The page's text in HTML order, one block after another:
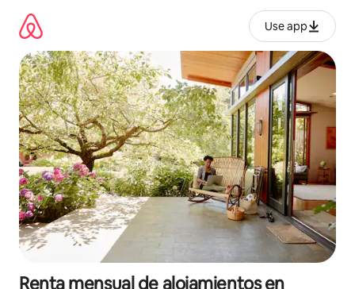
contenido
Use app
Renta mensual de alojamientos en